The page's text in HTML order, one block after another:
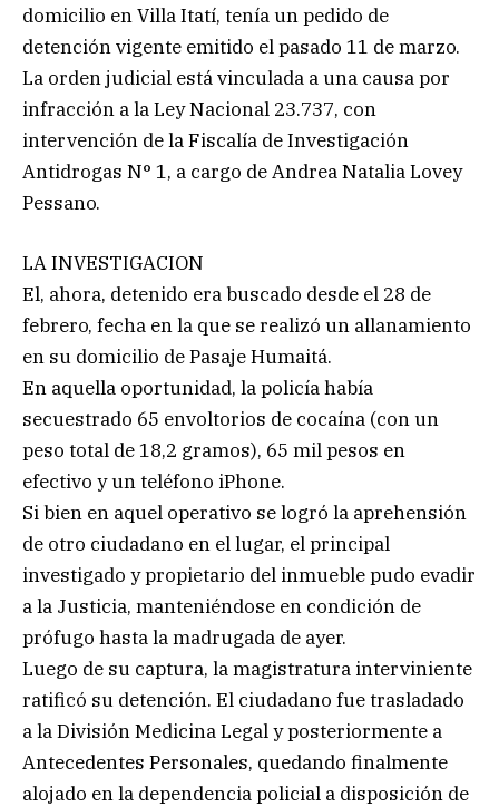
domicilio en Villa Itatí, tenía un pedido de
detención vigente emitido el pasado 11 de marzo.
La orden judicial está vinculada a una causa por
infracción a la Ley Nacional 23.737, con
intervención de la Fiscalía de Investigación
Antidrogas N° 1, a cargo de Andrea Natalia Lovey
Pessano.
LA INVESTIGACION
El, ahora, detenido era buscado desde el 28 de
febrero, fecha en la que se realizó un allanamiento
en su domicilio de Pasaje Humaitá.
En aquella oportunidad, la policía había
secuestrado 65 envoltorios de cocaína (con un
peso total de 18,2 gramos), 65 mil pesos en
efectivo y un teléfono iPhone.
Si bien en aquel operativo se logró la aprehensión
de otro ciudadano en el lugar, el principal
investigado y propietario del inmueble pudo evadir
a la Justicia, manteniéndose en condición de
prófugo hasta la madrugada de ayer.
Luego de su captura, la magistratura interviniente
ratificó su detención. El ciudadano fue trasladado
a la División Medicina Legal y posteriormente a
Antecedentes Personales, quedando finalmente
alojado en la dependencia policial a disposición de